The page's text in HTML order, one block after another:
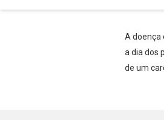
A doença
a dia dos
de um